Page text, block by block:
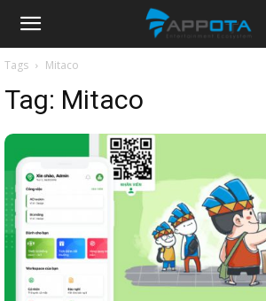
Appota
News
Tags Mitaco
Tag: Mitaco